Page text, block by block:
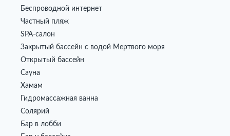
Беспроводной интернет
Частный пляж
SPA-салон
Закрытый бассейн с водой Мертвого моря
Открытый бассейн
Сауна
Хамам
Гидромассажная ванна
Солярий
Бар в лобби